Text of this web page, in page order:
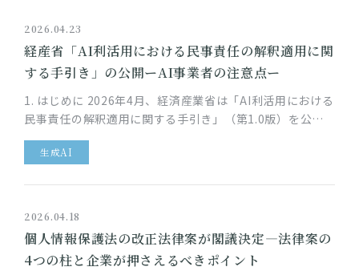
2026.04.23
経産省「AI利活用における民事責任の解釈適用に関
する手引き」の公開ーAI事業者の注意点ー
1. はじめに 2026年4月、経済産業省は「AI利活用における
民事責任の解釈適用に関する手引き」（第1.0版）を公表
しました。生成AIの登場以降、AIサービスの社会実装は急
速に進…
生成AI
2026.04.18
個人情報保護法の改正法律案が閣議決定―法律案の
4つの柱と企業が押さえるべきポイント